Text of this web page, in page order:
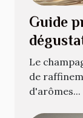
Guide
Le
de
d'arômes...